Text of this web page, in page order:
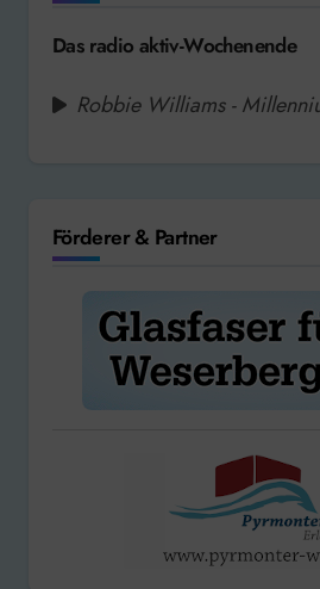
Das radio aktiv-Wochenende
Robbie Williams -
Förderer & Partner